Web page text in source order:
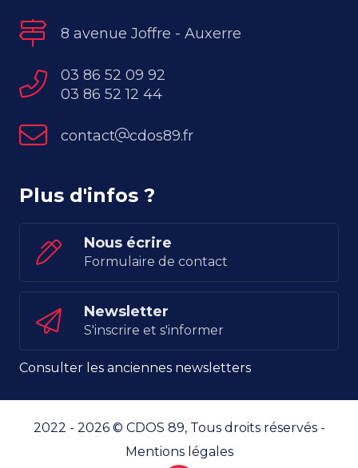
8 avenue Joffre - Auxerre
03 86 52 09 92
03 86 52 12 44
contact cdos89.fr
Plus d'infos ?
Nous écrire
Formulaire de contact
Newsletter
S'inscrire et s'informer
Consulter les anciennes newsletters
2022 - 2026 © CDOS 89, Tous droits réservés -
Mentions légales